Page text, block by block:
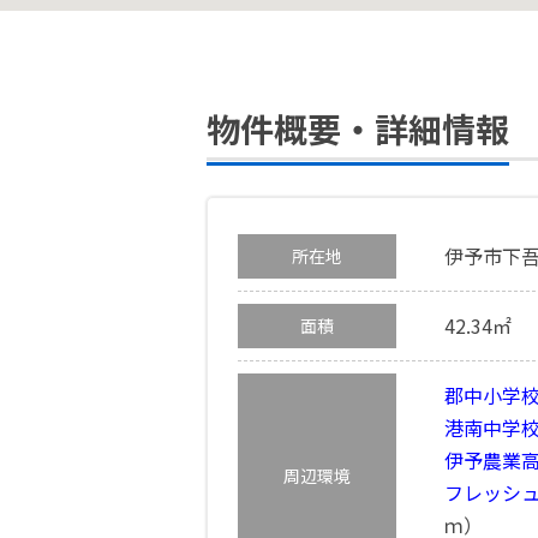
物件概要・詳細情報
所在地 伊予市下
面積 42.34㎡
周辺環境
郡中小学
港南中学
伊予農業
フレッシ
ｍ）